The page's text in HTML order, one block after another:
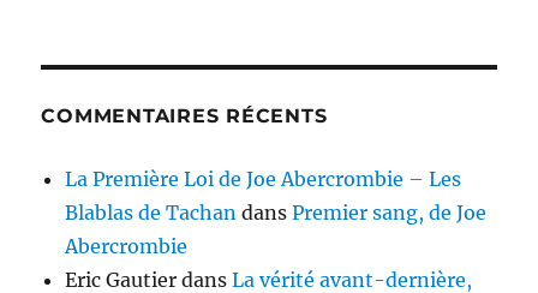
COMMENTAIRES RÉCENTS
La Première Loi de Joe Abercrombie – Les
Blablas de Tachan dansPremier sang, de Joe
Abercrombie
Eric Gautier dansLa vérité avant-dernière,